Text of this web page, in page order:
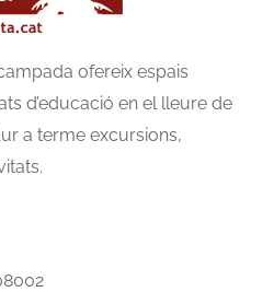
ofereix espais
d’educació en el lleure de
a terme excursions,